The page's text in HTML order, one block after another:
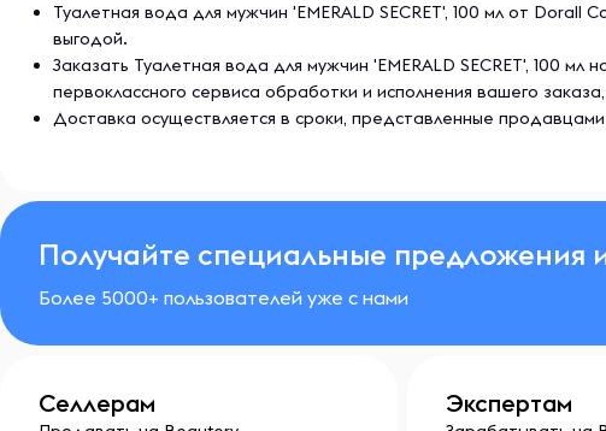
Туалетная вода для мужчин 'EMERALD SECRET', 100 мл от
выгодой.
Заказать Туалетная вода для мужчин 'EMERALD SECRET', 100
первоклассного сервиса обработки и исполнения вашего
Доставка осуществляется в сроки, представленные
Получайте специальные предложения
Более 5000+ пользователей уже с нами
Селлерам Экспертам